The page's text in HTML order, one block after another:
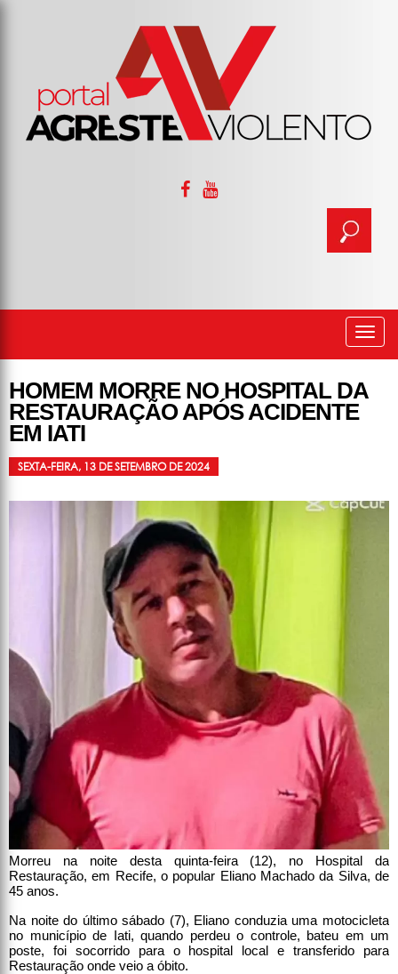
HOMEM MORRE NO HOSPITAL DA
RESTAURAÇÃO APÓS ACIDENTE
EM IATI
SEXTA-FEIRA, 13 DE SETEMBRO DE 2024
Morreu na noite desta quinta-feira (12), no Hospital da
Restauração, em Recife, o popular Eliano Machado da Silva, de
45 anos.
Na noite do último sábado (7), Eliano conduzia uma motocicleta
no município de Iati, quando perdeu o controle, bateu em um
poste, foi socorrido para o hospital local e transferido para
Restauração onde veio a óbito.